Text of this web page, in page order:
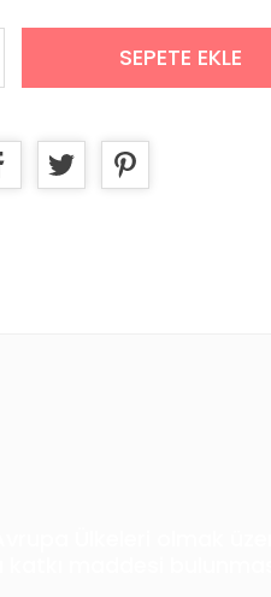
SEPETE EKLE
Ülkeleri olmak